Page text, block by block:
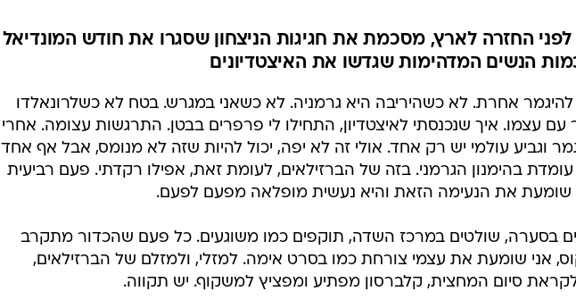
מלתחה מלאה
אופנה ברשת
נעליים ואקססוריז
לפני החזרה לארץ, מסכמת את חגיגות הניצחון שסגרו את חודש המונדיאל
הנשים המדהימות שגדשו את האיצטדיונים
להיגמר אחרת. לא כשהיריבה היא גרמניה. לא כשאני במגרש. בטח לא כשלרונאלדו
עם עצמו. איך שנכנסתי לאיצטדיון, התחילו לי פרפרים בבטן. התרגשות עצומה. אחרי
וגביע עולמי יש רק אחד. אולי זה לא יפה, יכול להיות שזה לא מנומס, אבל אף אחד
בהימנון הגרמני. בזה של הברזילאים, לעומת זאת, אפילו רקדתי. פעם רביעית
שומעת את הנעימה הזאת והיא נעשית מופלאה מפעם לפעם.
בסערה, שולטים במרכז השדה, תוקפים כמו משוגעים. כל פעם שהכדור מתקרב
אני שומעת את עצמי צורחת כמו בסרט אימה. למזלי, ולמזלם של הברזילאים,
סיום המחצית, קלברסון מפתיע ומפציץ למשקוף. יש תקווה.